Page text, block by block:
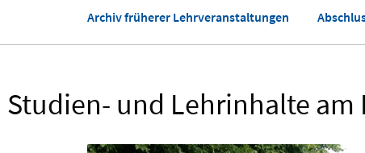
Archiv früherer Lehrveranstaltungen
Studien- und Lehrinhalte